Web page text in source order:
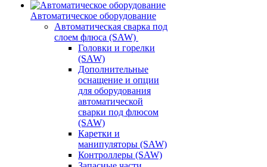
Автоматическое оборудование
Автоматическая сварка под
слоем флюса (SAW)
Головки и горелки
(SAW)
Дополнительные
оснащение и опции
для оборудования
автоматической
сварки под флюсом
(SAW)
Каретки и
манипуляторы (SAW)
Контроллеры (SAW)